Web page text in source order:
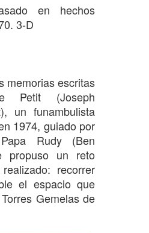
en hechos
3-D
memorias escritas
Petit (Joseph
un funambulista
1974, guiado por
Rudy (Ben
propuso un reto
recorrer
el espacio que
Gemelas de